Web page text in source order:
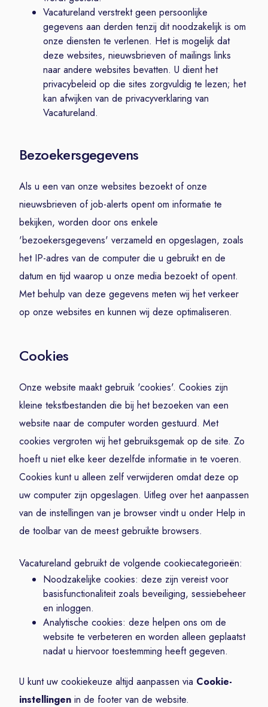
Vacatureland verstrekt geen persoonlijke
gegevens aan derden tenzij dit noodzakelijk is om
onze diensten te verlenen. Het is mogelijk dat
deze websites, nieuwsbrieven of mailings links
naar andere websites bevatten. U dient het
privacybeleid op die sites zorgvuldig te lezen; het
kan afwijken van de privacyverklaring van
Vacatureland.
Bezoekersgegevens
Als u een van onze websites bezoekt of onze
nieuwsbrieven of job-alerts opent om informatie te
bekijken, worden door ons enkele
'bezoekersgegevens' verzameld en opgeslagen, zoals
het IP-adres van de computer die u gebruikt en de
datum en tijd waarop u onze media bezoekt of opent.
Met behulp van deze gegevens meten wij het verkeer
op onze websites en kunnen wij deze optimaliseren.
Cookies
Onze website maakt gebruik 'cookies'. Cookies zijn
kleine tekstbestanden die bij het bezoeken van een
website naar de computer worden gestuurd. Met
cookies vergroten wij het gebruiksgemak op de site. Zo
hoeft u niet elke keer dezelfde informatie in te voeren.
Cookies kunt u alleen zelf verwijderen omdat deze op
uw computer zijn opgeslagen. Uitleg over het aanpassen
van de instellingen van je browser vindt u onder Help in
de toolbar van de meest gebruikte browsers.
Vacatureland gebruikt de volgende cookiecategorieën:
Noodzakelijke cookies: deze zijn vereist voor
basisfunctionaliteit zoals beveiliging, sessiebeheer
en inloggen.
Analytische cookies: deze helpen ons om de
website te verbeteren en worden alleen geplaatst
nadat u hiervoor toestemming heeft gegeven.
U kunt uw cookiekeuze altijd aanpassen via Cookie-
instellingen in de footer van de website.